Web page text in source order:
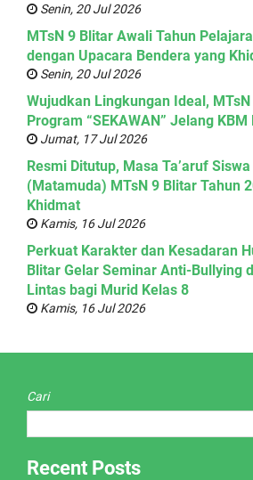
Senin, 20 Jul 2026
MTsN 9 Blitar Awali Tahun
dengan Upacara Bendera yang
Senin, 20 Jul 2026
Wujudkan Lingkungan Ideal,
Program “SEKAWAN” Jelang KBM
Jumat, 17 Jul 2026
Resmi Ditutup, Masa Ta’aruf
(Matamuda) MTsN 9 Blitar Tahun
Khidmat
Kamis, 16 Jul 2026
Perkuat Karakter dan Kesadaran
Blitar Gelar Seminar Anti-Bullying
Lintas bagi Murid Kelas 8
Kamis, 16 Jul 2026
Cari
Recent Posts